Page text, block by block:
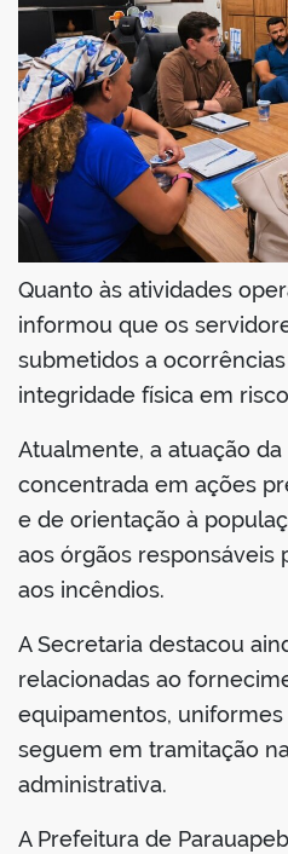
Quanto às atividades
informou que os
submetidos a
integridade física em
Atualmente, a atuação
concentrada em ações
e de orientação à
aos órgãos responsáveis
aos incêndios.
A Secretaria destacou
relacionadas ao
equipamentos,
seguem em tramitação
administrativa.
A Prefeitura de